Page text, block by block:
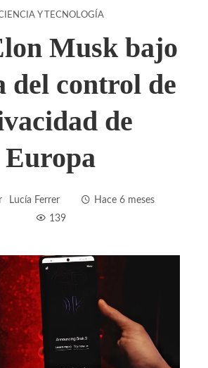
Y TECNOLOGÍA
Musk bajo
del control de
de
Europa
Lucía Ferrer
Hace 6 meses
139